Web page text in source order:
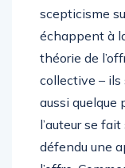
scepticisme
échappent à
théorie de
collective – ils
aussi quelque
l’auteur se
défendu une